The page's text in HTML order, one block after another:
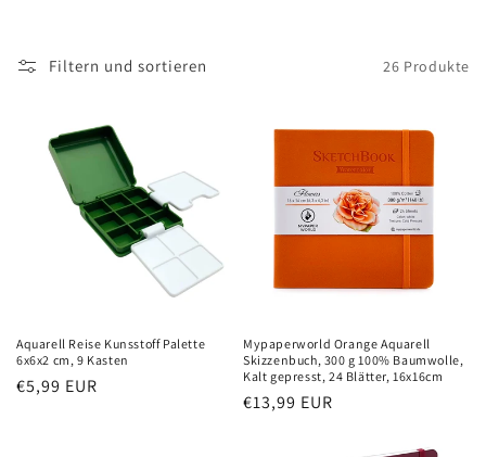
e
:
Filtern und sortieren 26 Produkte
Aquarell Reise Kunsstoff Palette
6x6x2 cm, 9 Kasten
Normaler
€5,99 EUR
Mypaperworld Orange Aquarell
Skizzenbuch, 300 g 100% Baumwolle,
Kalt gepresst, 24 Blätter, 16x16cm
Normaler
€13,99 EUR